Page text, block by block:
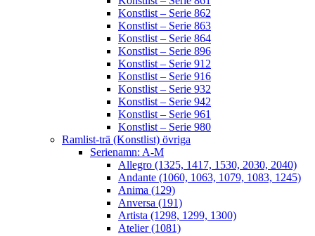
Konstlist – Serie 862
Konstlist – Serie 863
Konstlist – Serie 864
Konstlist – Serie 896
Konstlist – Serie 912
Konstlist – Serie 916
Konstlist – Serie 932
Konstlist – Serie 942
Konstlist – Serie 961
Konstlist – Serie 980
Ramlist-trä (Konstlist) övriga
Serienamn: A-M
Allegro (1325, 1417, 1530, 2030, 2040)
Andante (1060, 1063, 1079, 1083, 1245)
Anima (129)
Anversa (191)
Artista (1298, 1299, 1300)
Atelier (1081)